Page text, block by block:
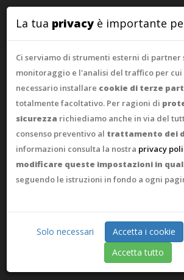
WebAsk
La tua privacy è importante
Ci serviamo di strumenti esterni di partner
monitoraggio e l'analisi del traffico per cui
necessario installare cookie di terze
totalmente facoltativo. Per ragioni di
sicurezza richiediamo anche in via del
consenso preventivo al trattamento dei
informazioni consulta la nostra privacy
modificare queste impostazioni in
seguendo le istruzioni in fondo a ogni
Solo necessari Accetta i cookie
Accetta tutto